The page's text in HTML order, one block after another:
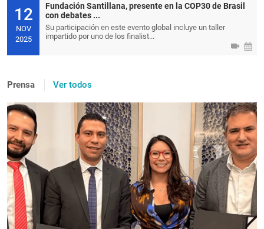
12
NOV
2025
Fundación Santillana, presente en la COP30 de Brasil
con debates ...
Su participación en este evento global incluye un taller
impartido por uno de los finalist...
Prensa Ver todos